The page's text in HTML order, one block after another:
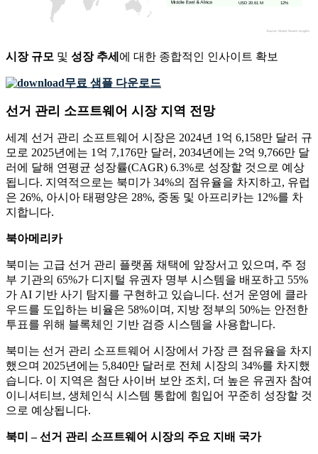
12%
USD 20.61 M
시장 규모 및 성장 추세 에 대한 종합적인 인사이트 확보
무료 샘플 다운로드
선거 관리 소프트웨어 시장 지역 전망
세계 선거 관리 소프트웨어 시장은 2024년 1억 6,158만 달러 규
모로 2025년에는 1억 7,176만 달러, 2034년에는 2억 9,766만 달
러에 달해 연평균 성장률(CAGR) 6.3%로 성장할 것으로 예상
됩니다. 지역적으로는 북미가 34%의 점유율을 차지하고, 유럽
은 26%, 아시아 태평양은 28%, 중동 및 아프리카는 12%를 차
지합니다.
북아메리카
북미는 고급 선거 관리 플랫폼 채택에 앞장서고 있으며, 주 정
부 기관의 65%가 디지털 유권자 명부 시스템을 배포하고 55%
가 AI 기반 사기 탐지를 구현하고 있습니다. 선거 운영에 클라
우드를 도입하는 비율은 58%이며, 지방 정부의 50%는 안전한
투표를 위해 블록체인 기반 검증 시스템을 사용합니다.
북미는 선거 관리 소프트웨어 시장에서 가장 큰 점유율을 차지
했으며 2025년에는 5,840만 달러로 전체 시장의 34%를 차지했
습니다. 이 지역은 첨단 사이버 보안 조치, 더 높은 유권자 참여
이니셔티브, 생체인식 시스템 통합에 힘입어 꾸준히 성장할 것
으로 예상됩니다.
북미 – 선거 관리 소프트웨어 시장의 주요 지배 국가